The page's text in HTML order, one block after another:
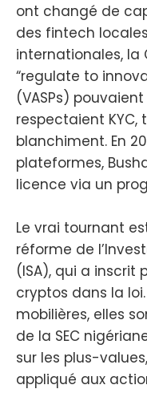
ont changé de
des fintech
internationales, la
“regulate to
(VASPs)
respectaient
blanchiment. En
plateformes,
licence via un
Le vrai tournant
réforme de
(ISA), qui a inscrit
cryptos dans la
mobilières, elles
de la SEC
sur les plus-
appliqué aux